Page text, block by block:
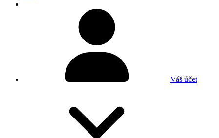
Váš účet